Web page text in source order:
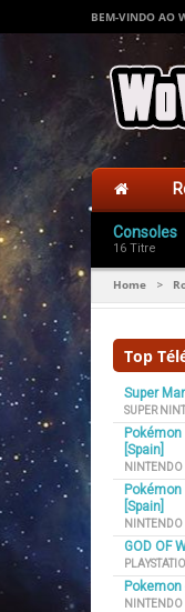
BEM-VINDO AO
Consoles
16 Titre
Home >
Top
Super
SUPER
[Spain]
[Spain]
GOD OF
NINTENDO